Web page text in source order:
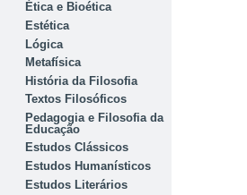
Ética e Bioética
Estética
Lógica
Metafísica
História da Filosofia
Textos Filosóficos
Pedagogia e Filosofia da
Educação
Estudos Clássicos
Estudos Humanísticos
Estudos Literários